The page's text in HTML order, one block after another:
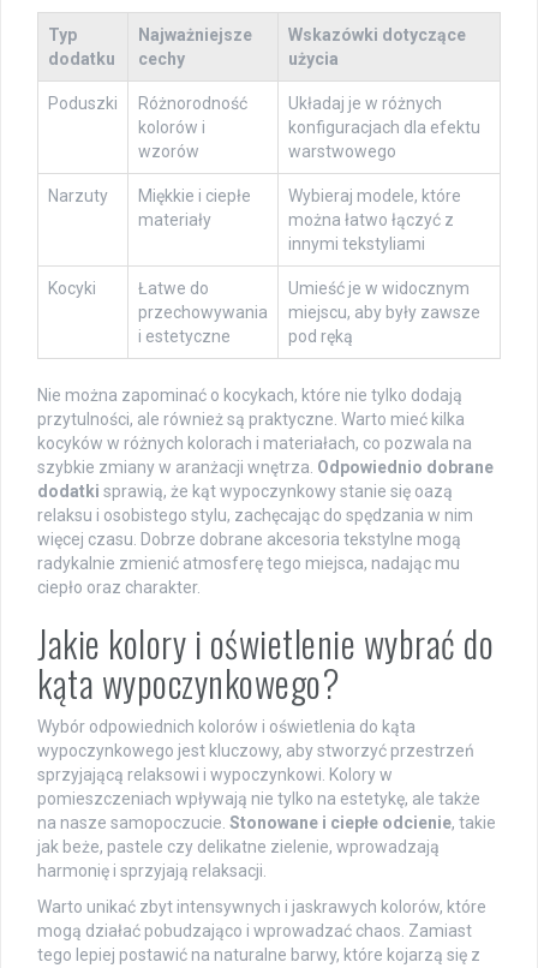
Typ
dodatku
Najważniejsze
cechy
Wskazówki dotyczące
użycia
Poduszki
Różnorodność
kolorów i
wzorów
Układaj je w różnych
konfiguracjach dla efektu
warstwowego
Narzuty
Miękkie i ciepłe
materiały
Wybieraj modele, które
można łatwo łączyć z
innymi tekstyliami
Kocyki
Łatwe do
przechowywania
i estetyczne
Umieść je w widocznym
miejscu, aby były zawsze
pod ręką
Nie można zapominać o kocykach, które nie tylko dodają
przytulności, ale również są praktyczne. Warto mieć kilka
kocyków w różnych kolorach i materiałach, co pozwala na
szybkie zmiany w aranżacji wnętrza. Odpowiednio dobrane
dodatki sprawią, że kąt wypoczynkowy stanie się oazą
relaksu i osobistego stylu, zachęcając do spędzania w nim
więcej czasu. Dobrze dobrane akcesoria tekstylne mogą
radykalnie zmienić atmosferę tego miejsca, nadając mu
ciepło oraz charakter.
Jakie kolory i oświetlenie wybrać do
kąta wypoczynkowego?
Wybór odpowiednich kolorów i oświetlenia do kąta
wypoczynkowego jest kluczowy, aby stworzyć przestrzeń
sprzyjającą relaksowi i wypoczynkowi. Kolory w
pomieszczeniach wpływają nie tylko na estetykę, ale także
na nasze samopoczucie. Stonowane i ciepłe odcienie, takie
jak beże, pastele czy delikatne zielenie, wprowadzają
harmonię i sprzyjają relaksacji.
Warto unikać zbyt intensywnych i jaskrawych kolorów, które
mogą działać pobudzająco i wprowadzać chaos. Zamiast
tego lepiej postawić na naturalne barwy, które kojarzą się z